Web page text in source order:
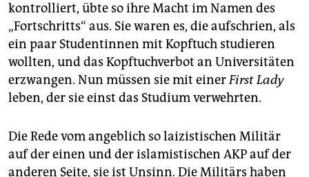
kontrolliert, übte so ihre Macht im Namen des
„Fortschritts“ aus. Sie waren es, die aufschrien, als
ein paar Studentinnen mit Kopftuch studieren
wollten, und das Kopftuchverbot an Universitäten
erzwangen. Nun müssen sie mit einerFirst Lady
leben, der sie einst das Studium verwehrten.
Die Rede vom angeblich so laizistischen Militär
auf der einen und der islamistischen AKP auf der
anderen Seite, sie ist Unsinn. Die Militärs haben